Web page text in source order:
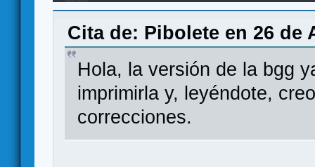
entiende!
Cita de: Pibolete en 26 de
Hola, la versión de la bgg
imprimirla y, leyéndote,
correcciones.